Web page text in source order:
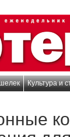
Культура и